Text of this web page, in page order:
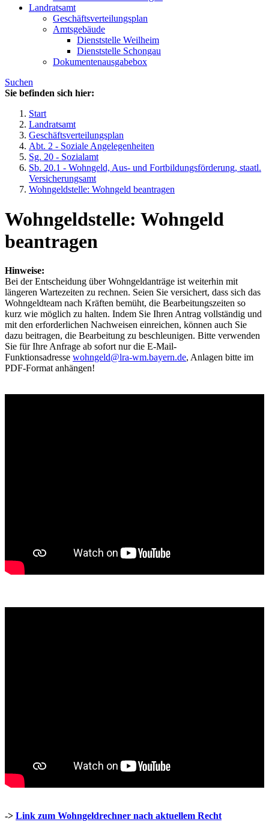
Landratsamt
Geschäftsverteilungsplan
Amtsgebäude
Dienststelle Weilheim
Dienststelle Schongau
Dokumentenausgabebox
Suchen
Sie befinden sich hier:
Start
Landratsamt
Geschäftsverteilungsplan
Abt. 2 - Soziale Angelegenheiten
Sg. 20 - Sozialamt
Sb. 20.1 - Wohngeld, Aus- und Fortbildungsförderung, staatl.
Versicherungsamt
Wohngeldstelle: Wohngeld beantragen
Wohngeldstelle: Wohngeld
beantragen
Hinweise:
Bei der Entscheidung über Wohngeldanträge ist weiterhin mit
längeren Wartezeiten zu rechnen. Seien Sie versichert, dass sich das
Wohngeldteam nach Kräften bemüht, die Bearbeitungszeiten so
kurz wie möglich zu halten. Indem Sie Ihren Antrag vollständig und
mit den erforderlichen Nachweisen einreichen, können auch Sie
dazu beitragen, die Bearbeitung zu beschleunigen. Bitte verwenden
Sie für Ihre Anfrage ab sofort nur die E-Mail-
Funktionsadresse wohngeld@lra-wm.bayern.de, Anlagen bitte im
PDF-Format anhängen!
-> Link zum Wohngeldrechner nach aktuellem Recht